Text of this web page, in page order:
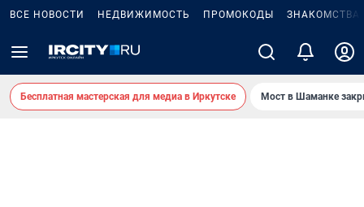
ВСЕ НОВОСТИ НЕДВИЖИМОСТЬ ПРОМОКОДЫ ЗНАКОМСТВА
Бесплатная мастерская для медиа в Иркутске Мост в Шаманке